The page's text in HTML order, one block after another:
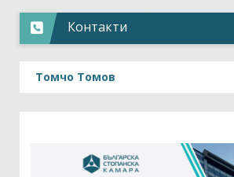
Контакти
Томчо Томов